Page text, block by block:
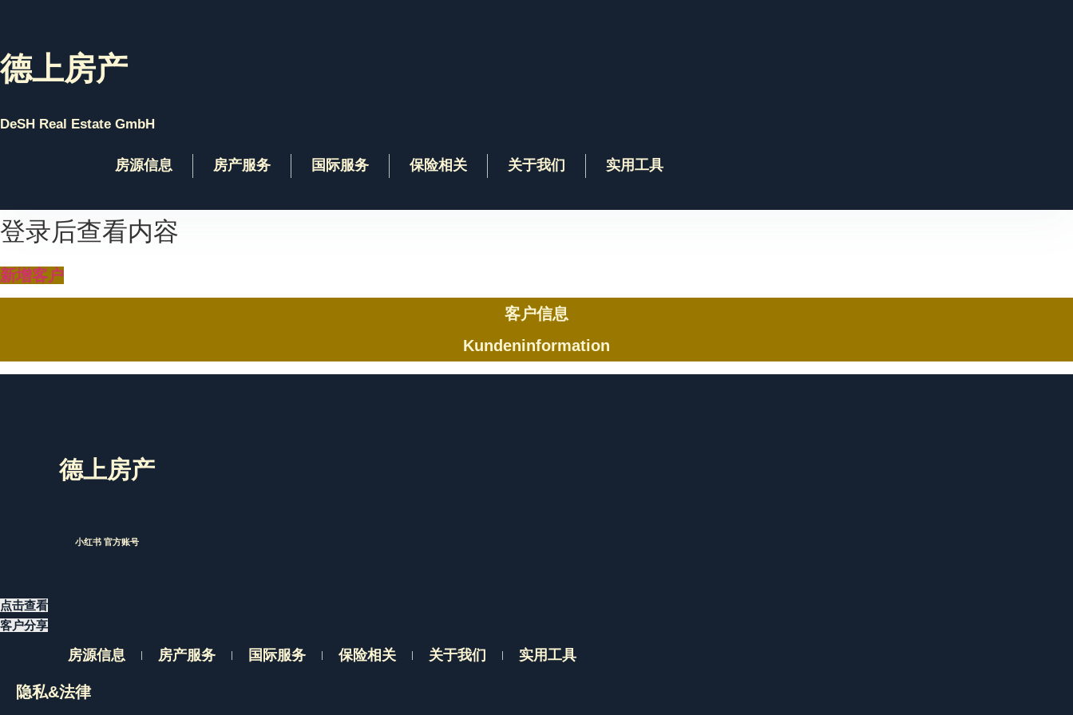
德上房产
DeSH Real Estate GmbH
房源信息 房产服务 国际服务 保险相关 关于我们 实用工具
登录后查看内容
新增客户
客户信息
Kundeninformation
德上房产
小红书 官方账号
点击查看
客户分享
房源信息 房产服务 国际服务 保险相关 关于我们 实用工具
隐私&法律